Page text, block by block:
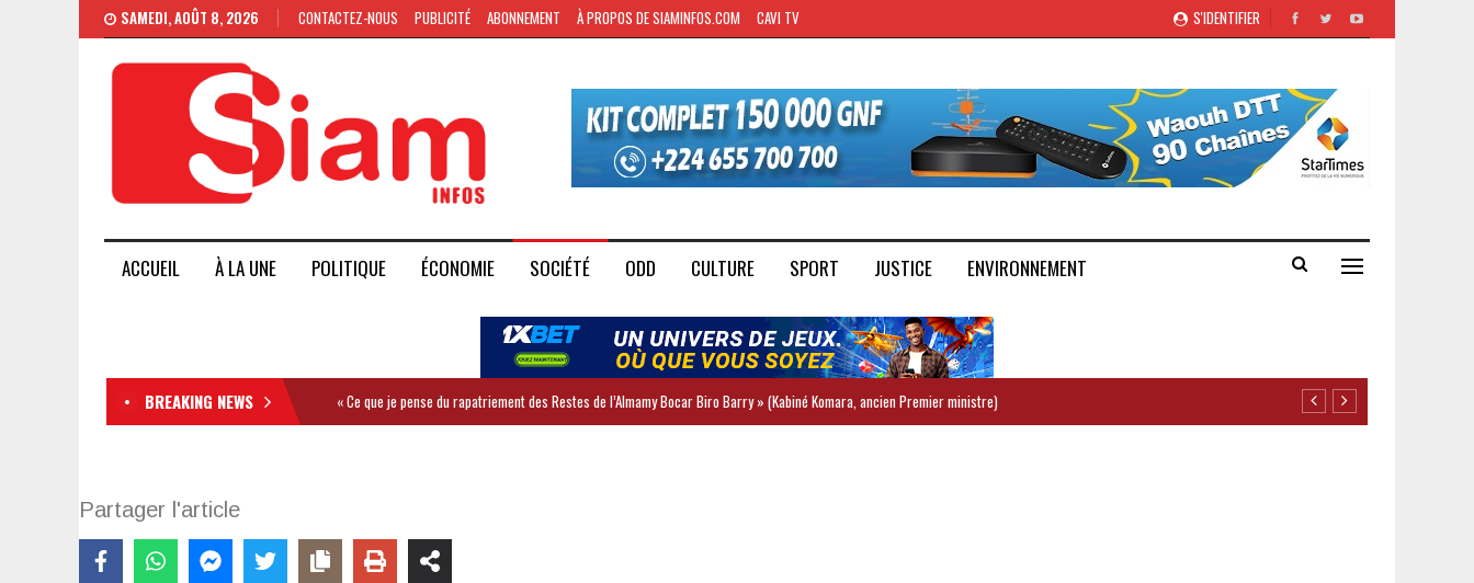
S'IDENTIFIER
SAMEDI, AOÛT 8, 2026 CONTACTEZ-NOUS PUBLICITÉ ABONNEMENT À PROPOS DE SIAMINFOS.COM CAVI TV
ACCUEIL À LA UNE POLITIQUE ÉCONOMIE SOCIÉTÉ ODD CULTURE SPORT JUSTICE ENVIRONNEMENT
BREAKING NEWS « Ce que je pense du rapatriement des Restes de l’Almamy Bocar Biro Barry » (Kabiné Komara, ancien Premier ministre)
Partager l'article